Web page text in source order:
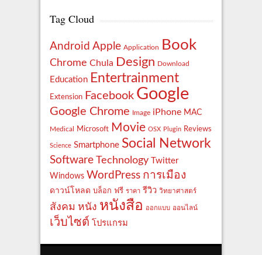
Tag Cloud
Android Apple Application Book
Chrome Chula Design Download
Education Entertrainment
Extension Facebook Google
Google Chrome Image iPhone MAC
Medical Microsoft Movie OSX Plugin Reviews
Science Smartphone Social Network
Software Technology
Twitter
Windows WordPress การเมือง
ดาวน์โหลด บล็อก ฟรี ราคา รีวิว วิทยาศาสตร์
สังคม หนัง หนังสือ ออกแบบ ออนไลน์
เว็บไซต์ โปรแกรม